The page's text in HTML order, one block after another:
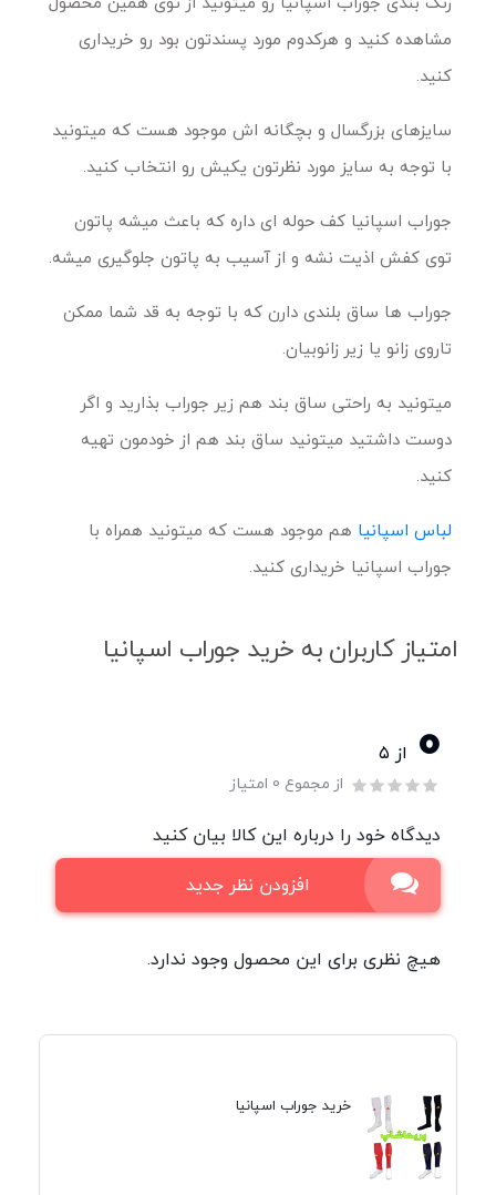
مشاهده کنید و هرکدوم مورد پسندتون بود رو خریداری
کنید.
سایزهای بزرگسال و بچگانه اش موجود هست که میتونید
با توجه به سایز مورد نظرتون یکیش رو انتخاب کنید.
جوراب اسپانیا کف حوله ای داره که باعث میشه پاتون
توی کفش اذیت نشه و از آسیب به پاتون جلوگیری میشه.
جوراب ها ساق بلندی دارن که با توجه به قد شما ممکن
تاروی زانو یا زیر زانوبیان.
میتونید به راحتی ساق بند هم زیر جوراب بذارید و اگر
دوست داشتید میتونید ساق بند هم از خودمون تهیه
کنید.
لباس اسپانیا هم موجود هست که میتونید همراه با
جوراب اسپانیا خریداری کنید.
امتیاز کاربران به خرید جوراب اسپانیا
0 از ۵
از مجموع 0 امتیاز
دیدگاه خود را درباره این کالا بیان کنید
افزودن نظر جدید
هیچ نظری برای این محصول وجود ندارد.
خرید جوراب اسپانیا